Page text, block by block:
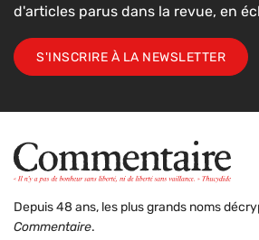
d'articles parus dans la revue, en
S'INSCRIRE À LA NEWSLETTER
Depuis 48 ans, les plus grands noms
Commentaire.